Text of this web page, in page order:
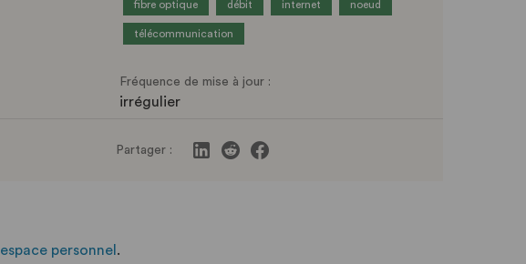
fibre optique débit internet noeud
télécommunication
Fréquence de mise à jour :
irrégulier
Partager :
espace personnel .